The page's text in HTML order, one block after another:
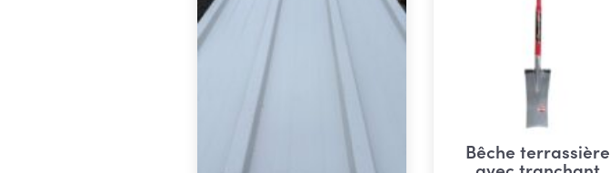
Bêche terrassière